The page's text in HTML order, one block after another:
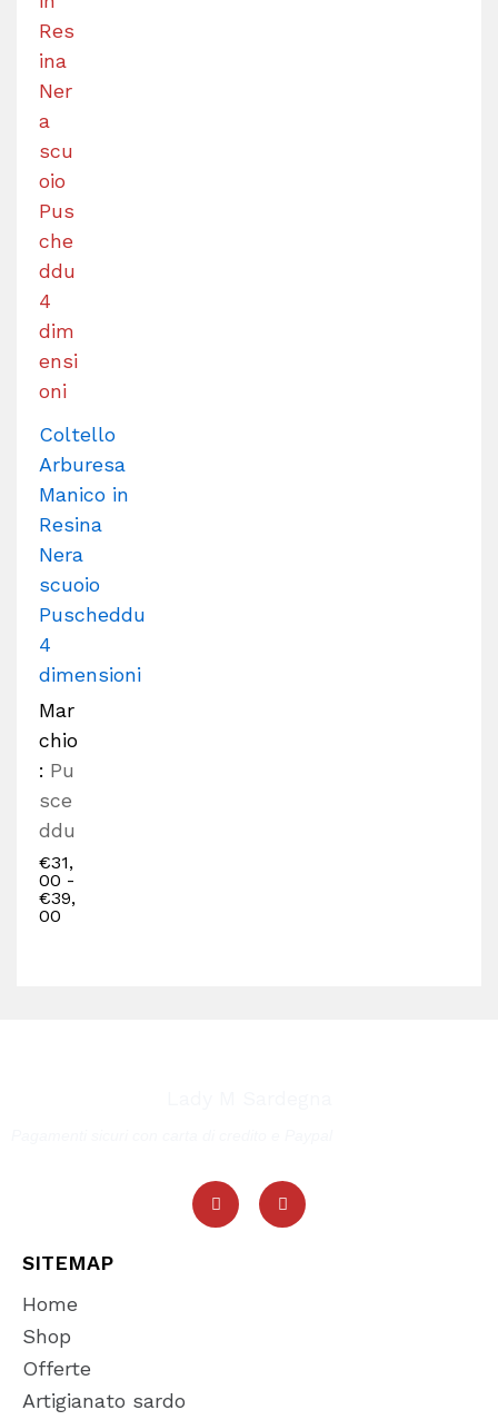
Coltello
Arburesa
Manico in
Resina
Nera
scuoio
Puscheddu
4
dimensioni
Mar
chio
: Pu
sce
ddu
€31,
00 -
€39,
00
SITEMAP
Home
Shop
Offerte
Artigianato sardo